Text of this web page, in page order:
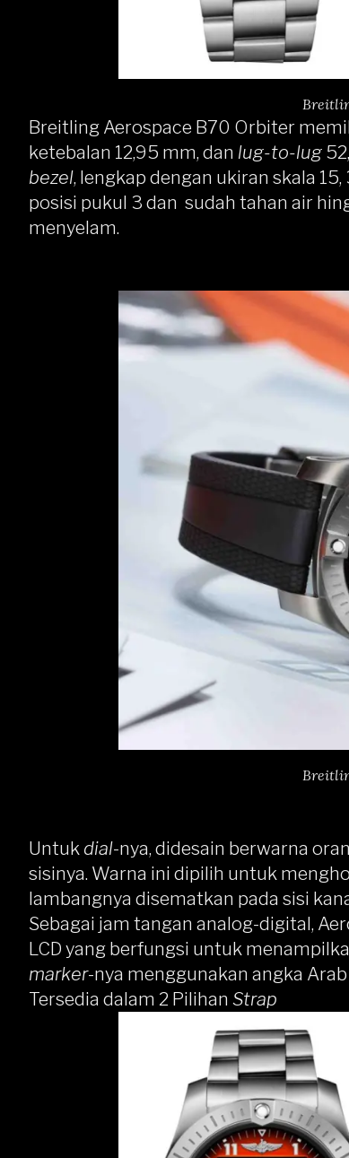
Breitling Aerospace B70 Orbiter
ketebalan 12,95 mm, dan lug-to-lug
bezel, lengkap dengan ukiran skala
posisi pukul 3 dan sudah tahan air
menyelam.
Untuk dial-nya, didesain berwarna
sisinya. Warna ini dipilih untuk
lambangnya disematkan pada sisi
Sebagai jam tangan analog-digital,
LCD yang berfungsi untuk
marker-nya menggunakan angka
Tersedia dalam 2 Pilihan Strap